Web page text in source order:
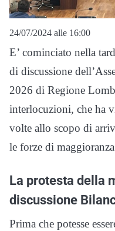
24/07/2024 alle 16:00
E’ cominciato nella
di discussione
2026 di Regione
interlocuzioni, che ha
volte allo scopo di
le forze di
La protesta della
discussione
Prima che potesse